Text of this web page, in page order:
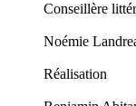
Conseillère
Noémie
Réalisation